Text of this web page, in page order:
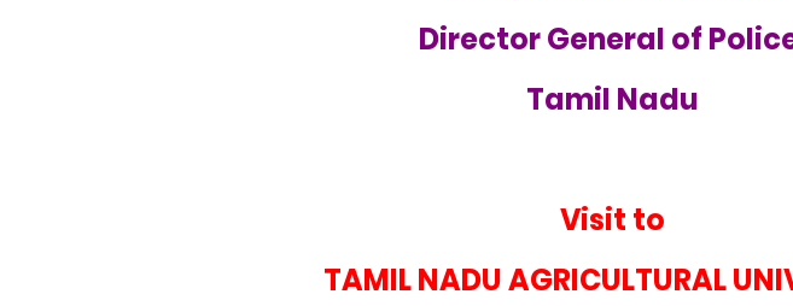
Director General of
Tamil Nadu
Visit to
TAMIL NADU AGRICULTURAL